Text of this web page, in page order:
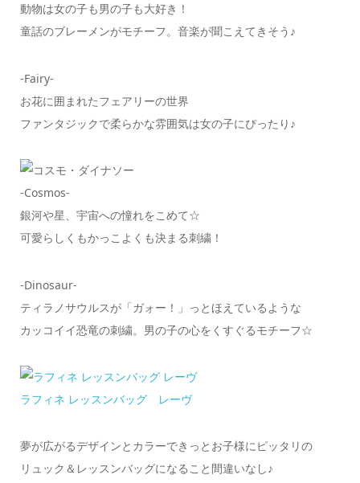
動物は女の子も男の子も大好き！
童話のブレーメンがモチーフ。音楽が聞こえてきそう♪
-Fairy-
お花に囲まれたフェアリーの世界
ファンタジックで柔らかな雰囲気は女の子にぴったり♪
-Cosmos-
銀河や星、宇宙への憧れをこめて☆
可愛らしくもかっこよくも決まる刺繍！
-Dinosaur-
ティラノサウルスが「ガォー！」っとほえているような
カッコイイ恐竜の刺繍。男の子の心をくすぐるモチーフ☆
ラフィネ レッスンバッグ レーヴ
夢が広がるデザインとカラーできっとお子様にピッタリの
リュック＆レッスンバッグになること間違いなし♪